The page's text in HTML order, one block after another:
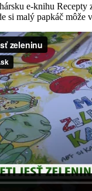
e-knihu Recepty
si malý papkáč